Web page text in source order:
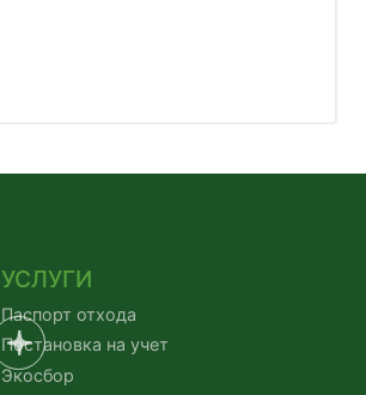
УСЛУГИ
Паспорт отхода
Постановка на учет
Экосбор